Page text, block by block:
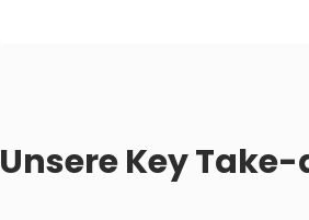
Unsere Key